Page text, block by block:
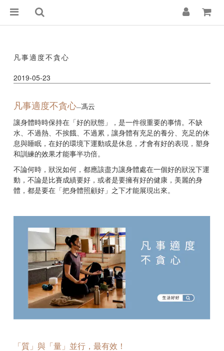
凡事適度不貪心
2019-05-23
凡事適度不貪心—馮云
讓身體時時保持在「好的狀態」，是一件很重要的事情。不缺
水、不過熱、不挨餓、不過累，讓身體有充足的養分、充足的休
息與睡眠，在好的環境下運動或是休息，才會有好的表現，塑身
和訓練的效果才能事半功倍。
不論何時，狀況如何，都應該盡力讓身體處在一個好的狀況下運
動，不論是比賽成績要好，或者是要擁有好的健康，美麗的身
體，都是要在「把身體照顧好」之下才能展現出來。
「質」與「量」並行，最有效！